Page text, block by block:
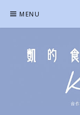
content
MENU